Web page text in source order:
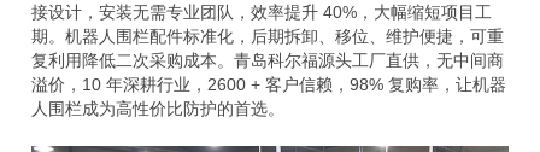
接设计，安装无需专业团队，效率提升 40%，大幅缩短项目工
期。机器人围栏配件标准化，后期拆卸、移位、维护便捷，可重
复利用降低二次采购成本。青岛科尔福源头工厂直供，无中间商
溢价，10 年深耕行业，2600 + 客户信赖，98% 复购率，让机器
人围栏成为高性价比防护的首选。